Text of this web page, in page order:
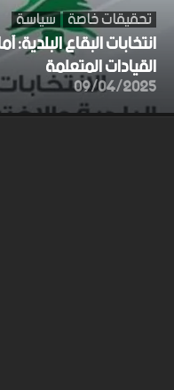
تحقيقات خاصة سياسة
انتخابات البقاع
القيادات المتعلمة
09/04/2025